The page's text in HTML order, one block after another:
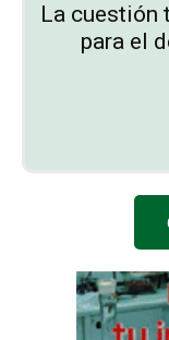
La cuestión
para el